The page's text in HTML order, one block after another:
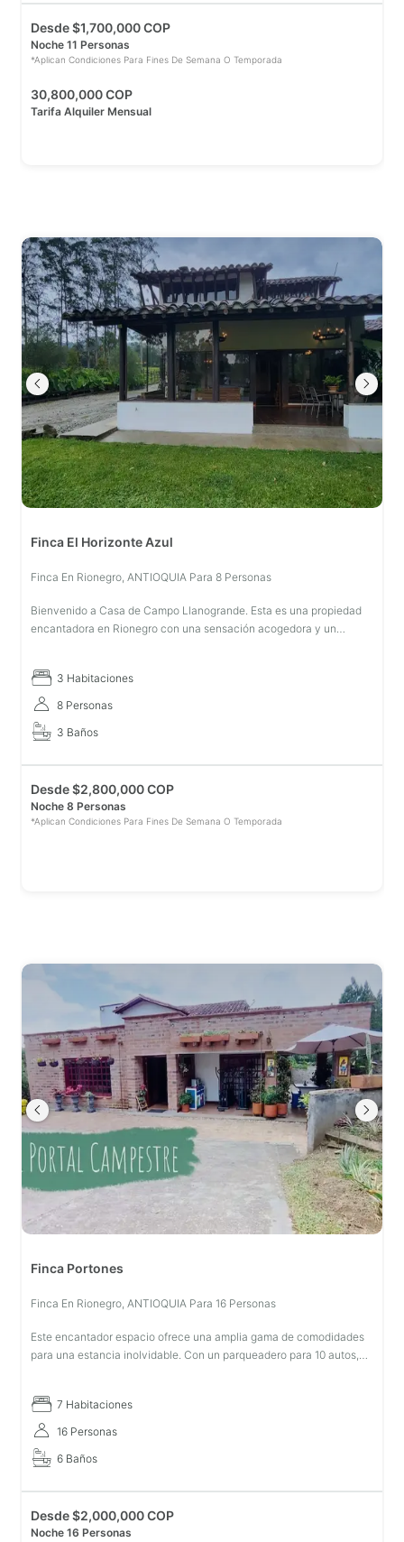
Desde$1,700,000 COP
Noche 11 Personas
*Aplican Condiciones Para Fines De Semana O Temporada
30,800,000 COP
Tarifa Alquiler Mensual
Finca El Horizonte Azul
Finca En Rionegro, ANTIOQUIA Para 8 Personas
Bienvenido a Casa de Campo Llanogrande. Esta es una propiedad
encantadora en Rionegro con una sensación acogedora y un
3 Habitaciones
8 Personas
3 Baños
Desde$2,800,000 COP
Noche 8 Personas
*Aplican Condiciones Para Fines De Semana O Temporada
Finca Portones
Finca En Rionegro, ANTIOQUIA Para 16 Personas
Este encantador espacio ofrece una amplia gama de comodidades
para una estancia inolvidable. Con un parqueadero para 10 autos,
7 Habitaciones
16 Personas
6 Baños
Desde$2,000,000 COP
Noche 16 Personas